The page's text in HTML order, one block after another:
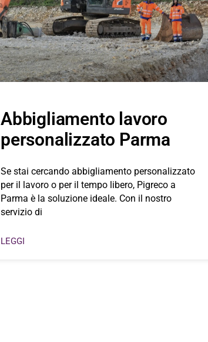
Abbigliamento lavoro
personalizzato Parma
Se stai cercando abbigliamento personalizzato
per il lavoro o per il tempo libero, Pigreco a
Parma è la soluzione ideale. Con il nostro
servizio di
LEGGI